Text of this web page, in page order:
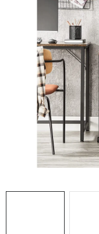
PREDSIENE
PRACOVŇA /
KÚPEĽŇA
DETSKÉ A
DOPLNKY A
ZÁHRADA